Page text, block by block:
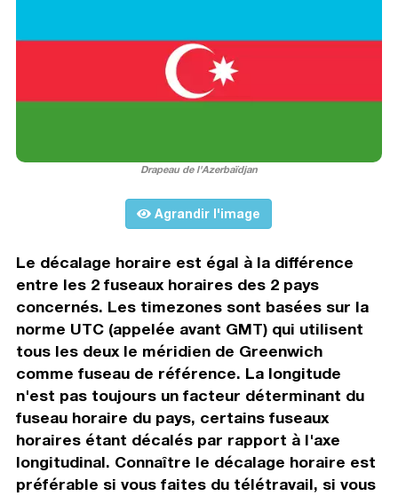
Drapeau de l'Azerbaïdjan
Agrandir l'image
Le décalage horaire est égal à la différence
entre les 2 fuseaux horaires des 2 pays
concernés. Les timezones sont basées sur la
norme UTC (appelée avant GMT) qui utilisent
tous les deux le méridien de Greenwich
comme fuseau de référence. La longitude
n'est pas toujours un facteur déterminant du
fuseau horaire du pays, certains fuseaux
horaires étant décalés par rapport à l'axe
longitudinal. Connaître le décalage horaire est
préférable si vous faites du télétravail, si vous